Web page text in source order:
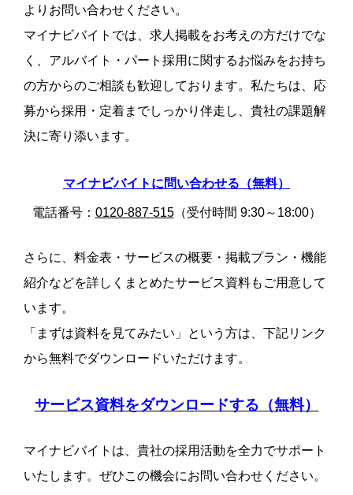
よりお問い合わせください。
マイナビバイトでは、求人掲載をお考えの方だけでな
く、アルバイト・パート採用に関するお悩みをお持ち
の方からのご相談も歓迎しております。私たちは、応
募から採用・定着までしっかり伴走し、貴社の課題解
決に寄り添います。
マイナビバイトに問い合わせる（無料）
電話番号： 0120-887-515（受付時間 9:30～18:00）
さらに、料金表・サービスの概要・掲載プラン・機能
紹介などを詳しくまとめたサービス資料もご用意して
います。
「まずは資料を見てみたい」という方は、下記リンク
から無料でダウンロードいただけます。
サービス資料をダウンロードする（無料）
マイナビバイトは、貴社の採用活動を全力でサポート
いたします。ぜひこの機会にお問い合わせください。